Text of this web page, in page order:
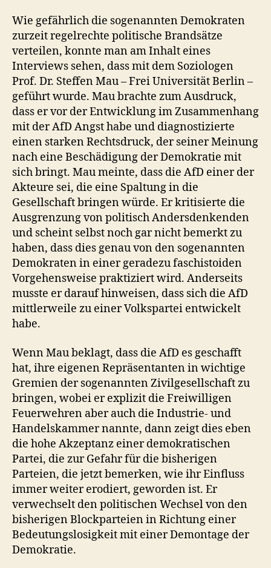
Wie gefährlich die sogenannten Demokraten
zurzeit regelrechte politische Brandsätze
verteilen, konnte man am Inhalt eines
Interviews sehen, dass mit dem Soziologen
Prof. Dr. Steffen Mau – Frei Universität Berlin –
geführt wurde. Mau brachte zum Ausdruck,
dass er vor der Entwicklung im Zusammenhang
mit der AfD Angst habe und diagnostizierte
einen starken Rechtsdruck, der seiner Meinung
nach eine Beschädigung der Demokratie mit
sich bringt. Mau meinte, dass die AfD einer der
Akteure sei, die eine Spaltung in die
Gesellschaft bringen würde. Er kritisierte die
Ausgrenzung von politisch Andersdenkenden
und scheint selbst noch gar nicht bemerkt zu
haben, dass dies genau von den sogenannten
Demokraten in einer geradezu faschistoiden
Vorgehensweise praktiziert wird. Anderseits
musste er darauf hinweisen, dass sich die AfD
mittlerweile zu einer Volkspartei entwickelt
habe.
Wenn Mau beklagt, dass die AfD es geschafft
hat, ihre eigenen Repräsentanten in wichtige
Gremien der sogenannten Zivilgesellschaft zu
bringen, wobei er explizit die Freiwilligen
Feuerwehren aber auch die Industrie- und
Handelskammer nannte, dann zeigt dies eben
die hohe Akzeptanz einer demokratischen
Partei, die zur Gefahr für die bisherigen
Parteien, die jetzt bemerken, wie ihr Einfluss
immer weiter erodiert, geworden ist. Er
verwechselt den politischen Wechsel von den
bisherigen Blockparteien in Richtung einer
Bedeutungslosigkeit mit einer Demontage der
Demokratie.